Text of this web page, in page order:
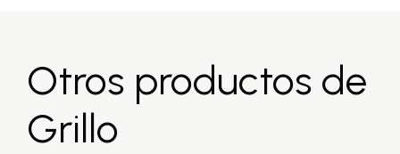
Otros productos de
Grillo